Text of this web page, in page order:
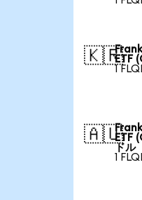
🇰🇷ETF
1
🇦🇺ETF
ドル
1